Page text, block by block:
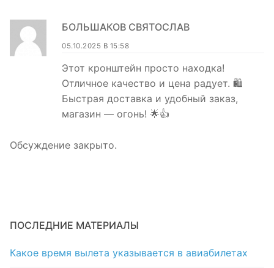
БОЛЬШАКОВ СВЯТОСЛАВ
05.10.2025 В 15:58
Этот кронштейн просто находка!
Отличное качество и цена радует. 🛍️
Быстрая доставка и удобный заказ,
магазин — огонь! 🌟👍
Обсуждение закрыто.
ПОСЛЕДНИЕ МАТЕРИАЛЫ
Какое время вылета указывается в авиабилетах